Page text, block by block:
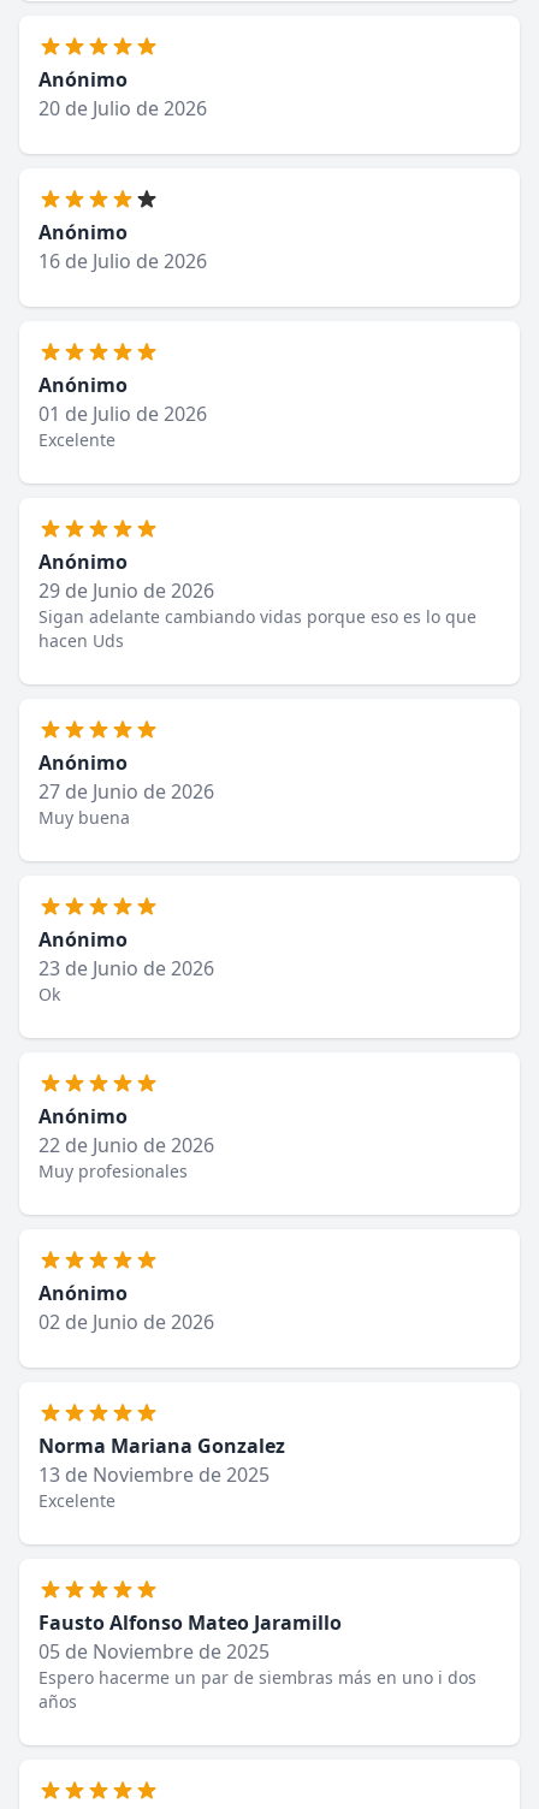
Anónimo
20 de Julio de 2026
Anónimo
16 de Julio de 2026
Anónimo
01 de Julio de 2026
Excelente
Anónimo
29 de Junio de 2026
Sigan adelante cambiando vidas porque eso es lo que
hacen Uds
Anónimo
27 de Junio de 2026
Muy buena
Anónimo
23 de Junio de 2026
Ok
Anónimo
22 de Junio de 2026
Muy profesionales
Anónimo
02 de Junio de 2026
Norma Mariana Gonzalez
13 de Noviembre de 2025
Excelente
Fausto Alfonso Mateo Jaramillo
05 de Noviembre de 2025
Espero hacerme un par de siembras más en uno i dos
años